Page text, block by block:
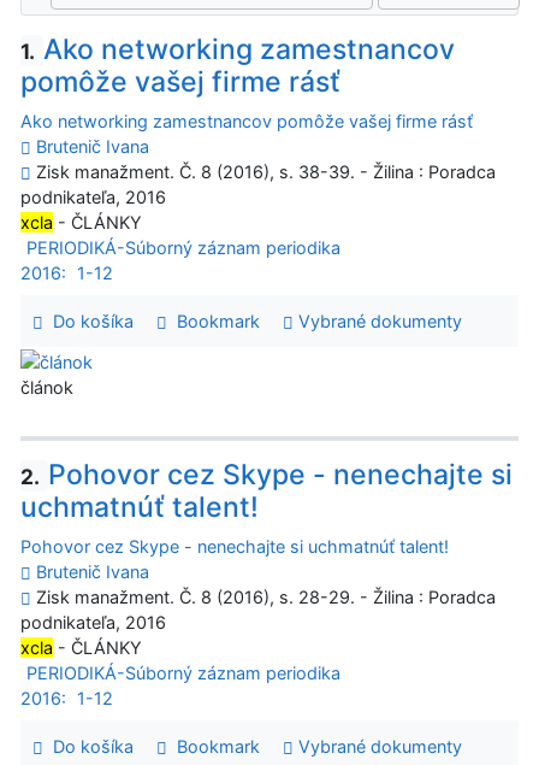
1. Ako networking zamestnancov
pomôže vašej firme rásť
Ako networking zamestnancov pomôže vašej firme rásť
Brutenič Ivana
Zisk manažment. Č. 8 (2016), s. 38-39. - Žilina : Poradca
podnikateľa, 2016
xcla - ČLÁNKY
PERIODIKÁ-Súborný záznam periodika
2016:
1-12
Do košíka Bookmark Vybrané dokumenty
článok
2. Pohovor cez Skype - nenechajte si
uchmatnúť talent!
Pohovor cez Skype - nenechajte si uchmatnúť talent!
Brutenič Ivana
Zisk manažment. Č. 8 (2016), s. 28-29. - Žilina : Poradca
podnikateľa, 2016
xcla - ČLÁNKY
PERIODIKÁ-Súborný záznam periodika
2016:
1-12
Do košíka Bookmark Vybrané dokumenty